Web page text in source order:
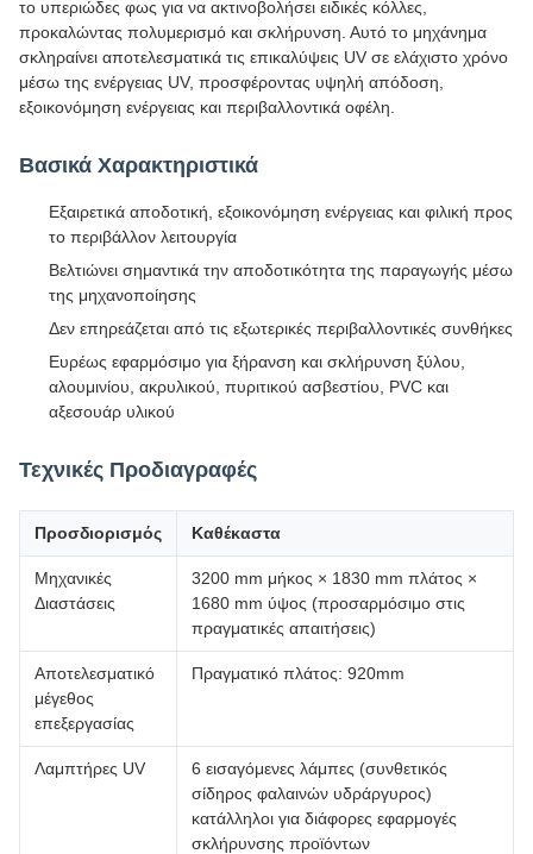
το υπεριώδες φως για να ακτινοβολήσει ειδικές κόλλες,
προκαλώντας πολυμερισμό και σκλήρυνση. Αυτό το μηχάνημα
σκληραίνει αποτελεσματικά τις επικαλύψεις UV σε ελάχιστο χρόνο
μέσω της ενέργειας UV, προσφέροντας υψηλή απόδοση,
εξοικονόμηση ενέργειας και περιβαλλοντικά οφέλη.
Βασικά Χαρακτηριστικά
Εξαιρετικά αποδοτική, εξοικονόμηση ενέργειας και φιλική προς
το περιβάλλον λειτουργία
Βελτιώνει σημαντικά την αποδοτικότητα της παραγωγής μέσω
της μηχανοποίησης
Δεν επηρεάζεται από τις εξωτερικές περιβαλλοντικές συνθήκες
Ευρέως εφαρμόσιμο για ξήρανση και σκλήρυνση ξύλου,
αλουμινίου, ακρυλικού, πυριτικού ασβεστίου, PVC και
αξεσουάρ υλικού
Τεχνικές Προδιαγραφές
Προσδιορισμός Καθέκαστα
Μηχανικές
Διαστάσεις
3200 mm μήκος × 1830 mm πλάτος ×
1680 mm ύψος (προσαρμόσιμο στις
πραγματικές απαιτήσεις)
Αποτελεσματικό
μέγεθος
επεξεργασίας
Πραγματικό πλάτος: 920mm
Λαμπτήρες UV
6 εισαγόμενες λάμπες (συνθετικός
σίδηρος φαλαινών υδράργυρος)
κατάλληλοι για διάφορες εφαρμογές
σκλήρυνσης προϊόντων